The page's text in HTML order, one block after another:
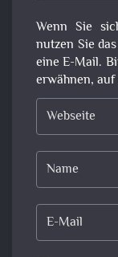
Wenn Sie
nutzen Sie
eine E-Mail.
erwähnen, auf